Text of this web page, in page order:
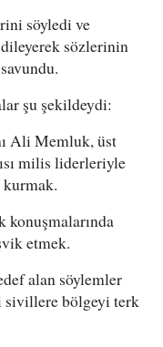
söyledi ve
sözlerinin
şu şekildeydi:
Ali Memluk, üst
milis liderleriyle
kurmak.
etmek.
alan söylemler
sivillere bölgeyi terk